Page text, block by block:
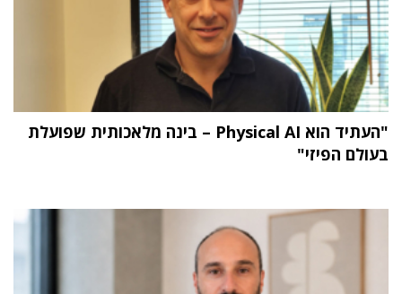
"העתיד הוא Physical AI – בינה מלאכותית שפועלת
בעולם הפיזי"